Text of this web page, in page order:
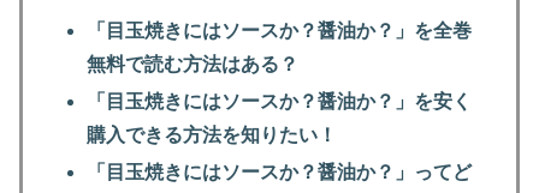
「目玉焼きにはソースか？醤油か？」を全巻
無料で読む方法はある？
「目玉焼きにはソースか？醤油か？」を安く
購入できる方法を知りたい！
「目玉焼きにはソースか？醤油か？」ってど